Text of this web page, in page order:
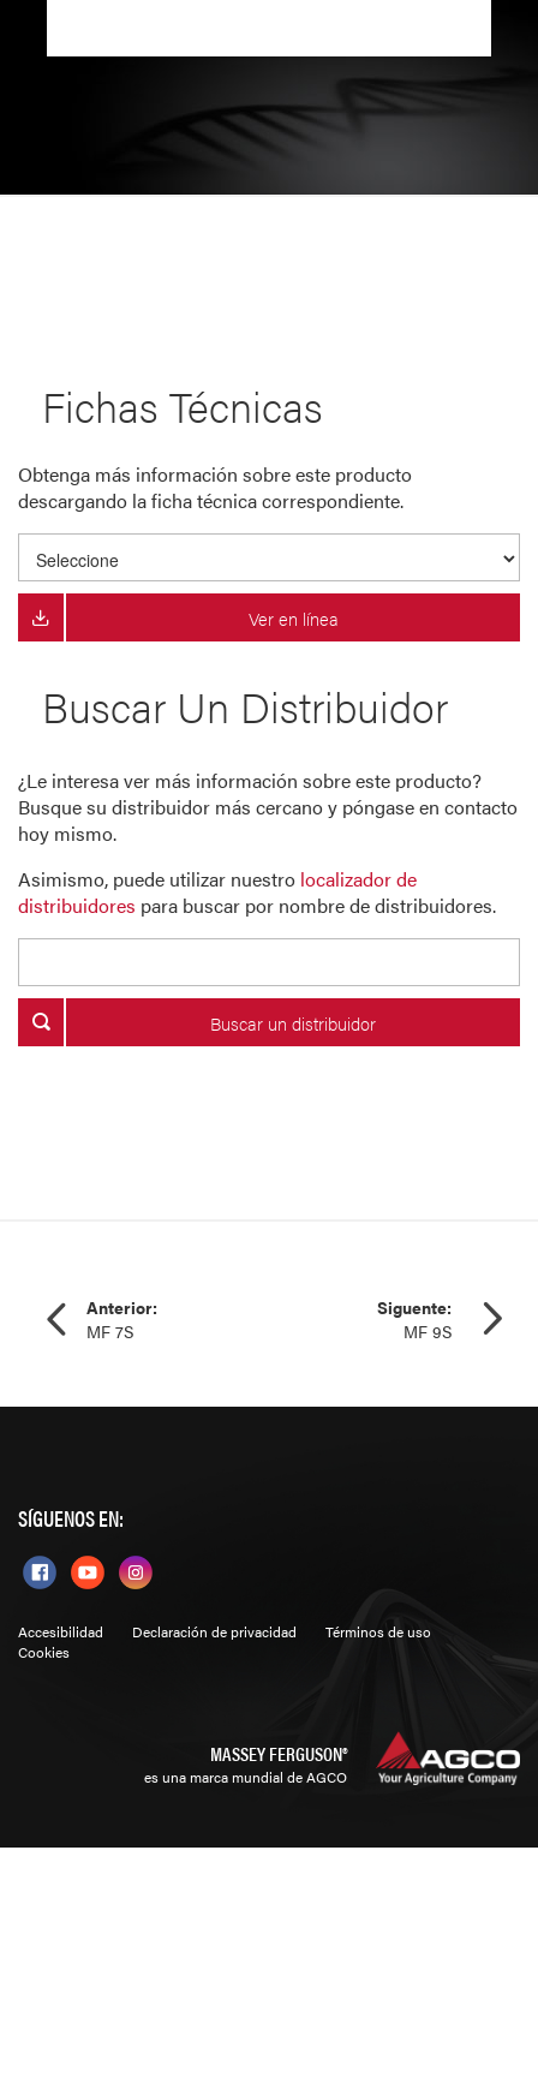
Fichas Técnicas
Obtenga más información sobre este producto
descargando la ficha técnica correspondiente.
Ver en línea
Buscar Un Distribuidor
¿Le interesa ver más información sobre este producto?
Busque su distribuidor más cercano y póngase en contacto
hoy mismo.
Asimismo, puede utilizar nuestro localizador de
distribuidores para buscar por nombre de distribuidores.
Buscar un distribuidor
Anterior:
MF 7S
Siguente:
MF 9S
SÍGUENOS EN:
Accesibilidad Declaración de privacidad
Términos de uso
Cookies
MASSEY FERGUSON®
es una marca mundial de AGCO